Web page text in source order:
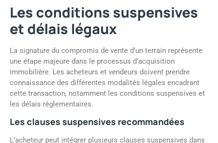
Les conditions suspensives
et délais légaux
La signature du compromis de vente d’un terrain représente
une étape majeure dans le processus d’acquisition
immobilière. Les acheteurs et vendeurs doivent prendre
connaissance des différentes modalités légales encadrant
cette transaction, notamment les conditions suspensives et
les délais réglementaires.
Les clauses suspensives recommandées
L’acheteur peut intégrer plusieurs clauses suspensives dans